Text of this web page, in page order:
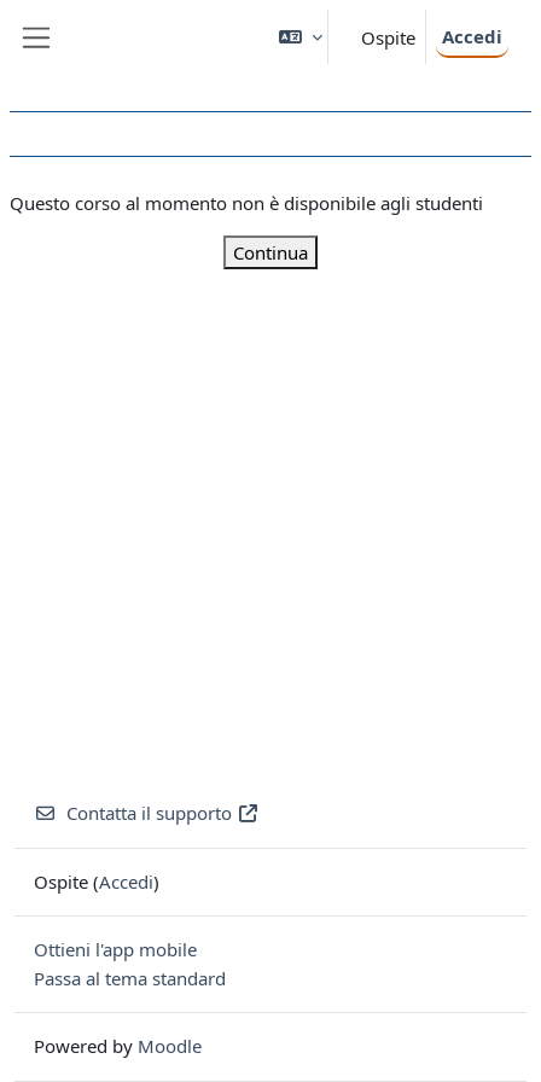
Ospite Accedi
Questo corso al momento non è disponibile agli studenti
Continua
Contatta il supporto
Ospite (Accedi)
Ottieni l'app mobile
Passa al tema standard
Powered by Moodle